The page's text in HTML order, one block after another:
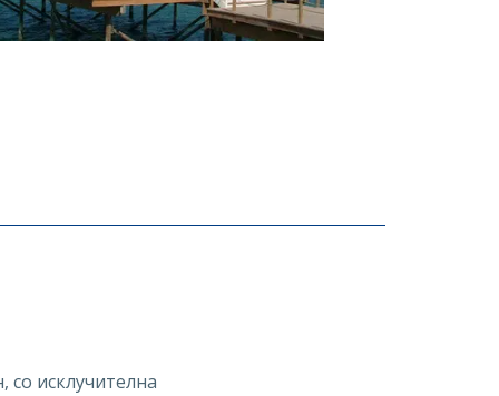
исклучителна